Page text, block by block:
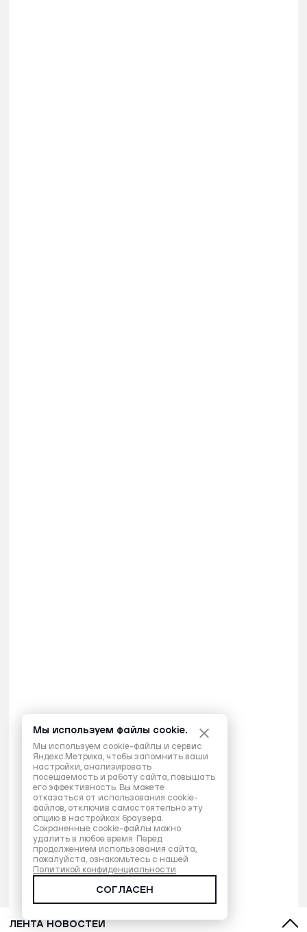
ЛЕНТА НОВОСТЕЙ
Мы используем файлы cookie.
Мы используем cookie-файлы и сервис
Яндекс.Метрика, чтобы запомнить ваши
настройки, анализировать
посещаемость и работу сайта, повышать
его эффективность. Вы можете
отказаться от использования cookie-
файлов, отключив самостоятельно эту
опцию в настройках браузера.
Сохраненные cookie-файлы можно
удалить в любое время. Перед
продолжением использования сайта,
пожалуйста, ознакомьтесь с нашей
Политикой конфиденциальности.
СОГЛАСЕН